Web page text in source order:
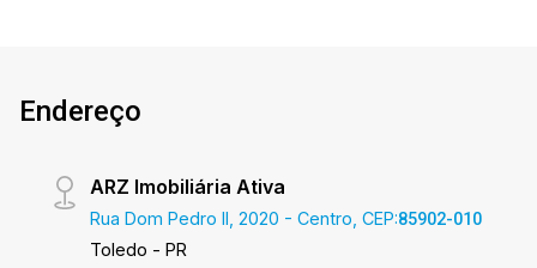
Endereço
ARZ Imobiliária Ativa
Rua Dom Pedro II, 2020 - Centro, CEP:85902-010
Toledo - PR